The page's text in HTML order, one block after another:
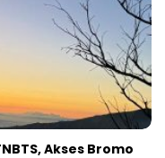
Akses Bromo